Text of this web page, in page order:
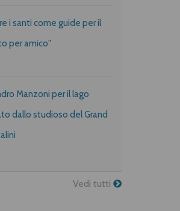
i santi come guide per il
per amico"
Manzoni per il lago
dallo studioso del Grand
Vedi tutti